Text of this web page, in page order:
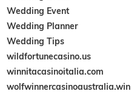
Wedding Event
Wedding Planner
Wedding Tips
wildfortunecasino.us
winnitacasinoitalia.com
wolfwinnercasinoaustralia.win